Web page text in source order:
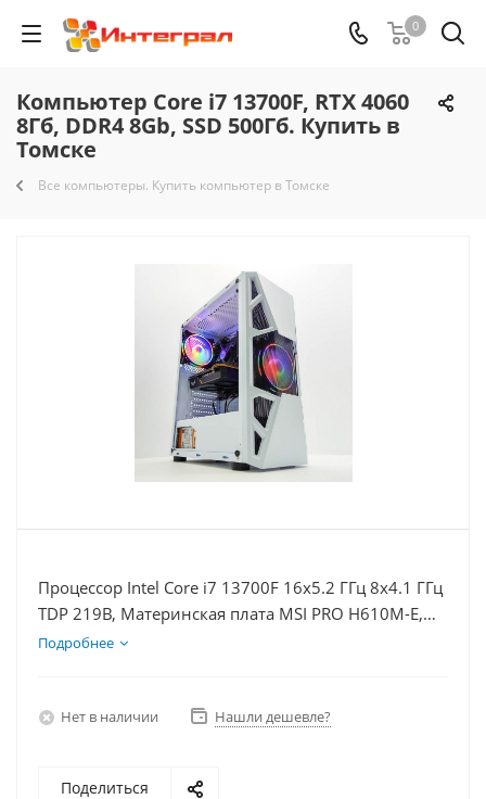
0
Компьютер Core i7 13700F, RTX 4060
8Гб, DDR4 8Gb, SSD 500Гб. Купить в
Томске
Все компьютеры. Купить компьютер в Томске
Процессор Intel Core i7 13700F 16x5.2 ГГц 8x4.1 ГГц
TDP 219В, Материнская плата MSI PRO H610M-E,
Видеокарта RTX 4060 8Гб, Память DDR4 8Gb,
Подробнее
Нет в наличии Нашли дешевле?
Поделиться